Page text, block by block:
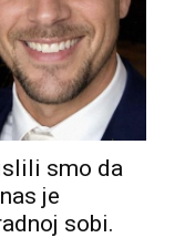
smo da
je
sobi.